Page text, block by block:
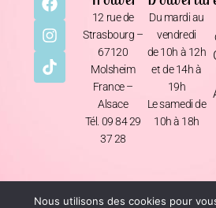
12 rue de
Strasbourg –
67120
Molsheim
France –
Alsace
Tél. 09 84 29
37 28
Du mardi au
vendredi
de 10h à 12h
et de 14h à
19h
Le samedi de
10h à 18h
Nous utilisons des cookies pour